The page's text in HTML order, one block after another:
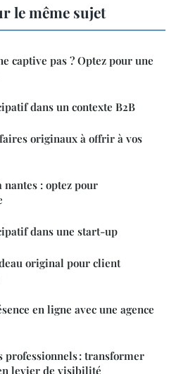
le même sujet
captive pas ? Optez pour une
dans un contexte B2B
originaux à offrir à vos
nantes : optez pour
dans une start-up
original pour client
en ligne avec une agence
professionnels : transformer
levier de visibilité